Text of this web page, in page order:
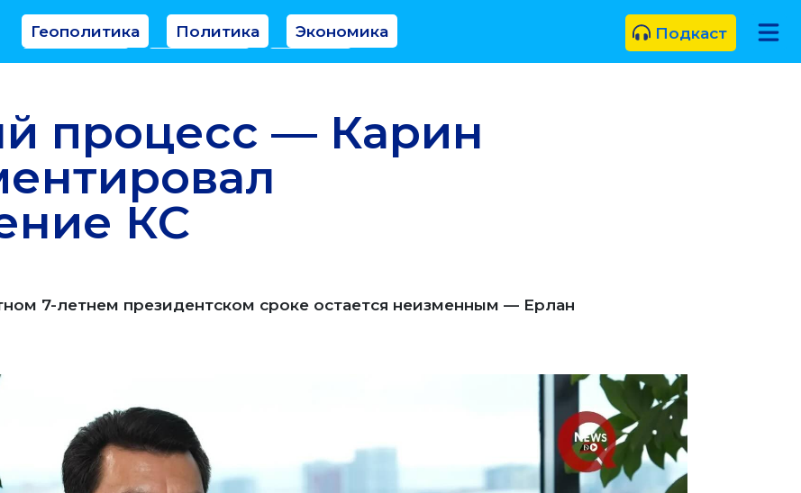
Геополитика Политика
Экономика
Аналитика
Интервью Мнение
Подкаст
процесс — Карин
КС
7-летнем президентском сроке остается неизменным — Ерлан